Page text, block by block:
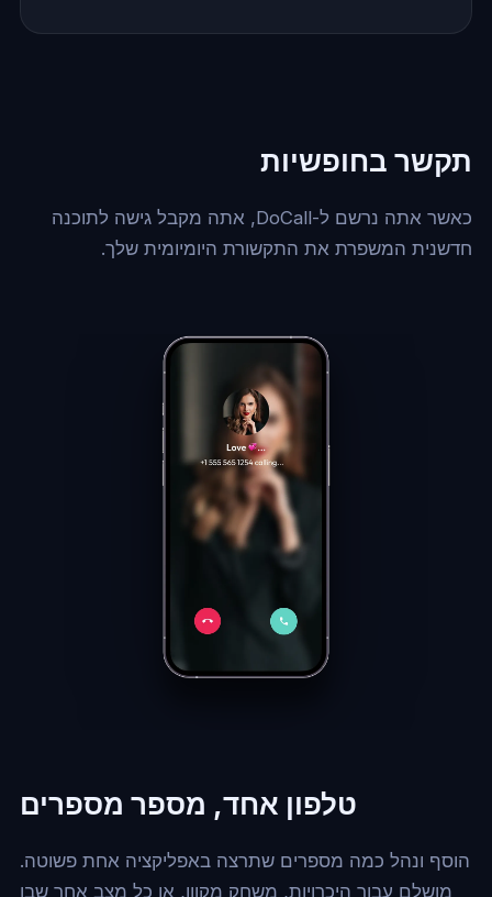
תקשר בחופשיות
כאשר אתה נרשם ל-DoCall, אתה מקבל גישה לתוכנה
חדשנית המשפרת את התקשורת היומיומית שלך.
טלפון אחד, מספר מספרים
הוסף ונהל כמה מספרים שתרצה באפליקציה אחת פשוטה.
מושלם עבור היכרויות, משחק מקוון, או כל מצב אחר שבו